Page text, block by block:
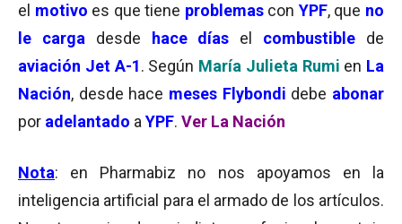
el motivo es que tiene problemas con YPF, que no
le carga desde hace días el combustible
de
aviación Jet A-1. Según María Julieta Rumi en La
Nación, desde hace meses Flybondi debe abonar
por adelantado a YPF. Ver La Nación
Nota: en Pharmabiz no nos apoyamos en la
inteligencia artificial para el armado de los artículos.